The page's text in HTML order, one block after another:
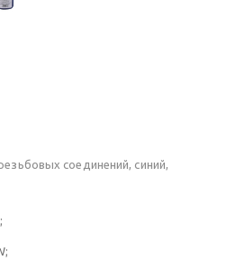
соединений, синий,